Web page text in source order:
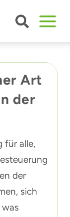
Art
der
für alle,
der
sich